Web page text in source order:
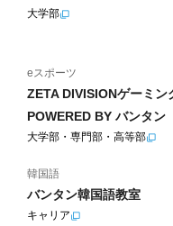
大学部
eスポーツ
ZETA DIVISIONゲーミン
POWERED BY バンタン
大学部・専門部・高等部
韓国語
バンタン韓国語教室
キャリア